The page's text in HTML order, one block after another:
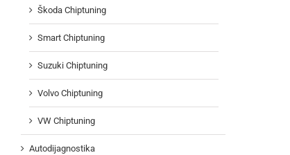
Škoda Chiptuning
Smart Chiptuning
Suzuki Chiptuning
Volvo Chiptuning
VW Chiptuning
Autodijagnostika